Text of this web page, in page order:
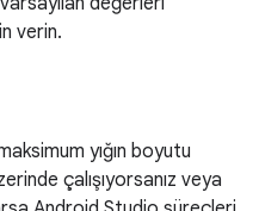
verin.
yığın boyutu
çalışıyorsanız veya